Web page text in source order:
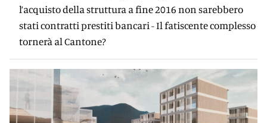
l’acquisto della struttura a fine 2016 non sarebbero
stati contratti prestiti bancari - Il fatiscente complesso
tornerà al Cantone?